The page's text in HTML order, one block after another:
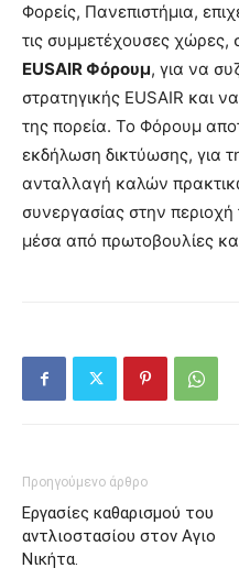
Φορείς, Πανεπιστήμια,
τις συμμετέχουσες χώρες,
EUSAIR Φόρουμ, για να
στρατηγικής EUSAIR και
της πορεία. Το Φόρουμ
εκδήλωση δικτύωσης, για
ανταλλαγή καλών
συνεργασίας στην περιοχή
μέσα από πρωτοβουλίες
Προηγούμενο άρθρο
Εργασίες καθαρισμού του
αντλιοστασίου στον Αγιο
Νικήτα.